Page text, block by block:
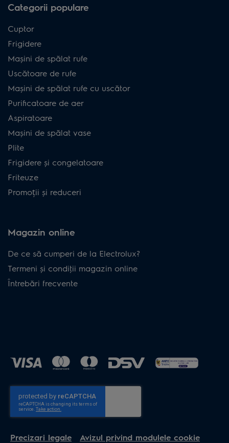
Categorii populare
Cuptor
Frigidere
Mașini de spălat rufe
Uscătoare de rufe
Mașini de spălat rufe cu uscător
Purificatoare de aer
Aspiratoare
Mașini de spălat vase
Plite
Frigidere și congelatoare
Friteuze
Promoții și reduceri
Magazin online
De ce să cumperi de la Electrolux?
Termeni și condiţii magazin online
Întrebări frecvente
Precizari legale Avizul privind modulele cookie